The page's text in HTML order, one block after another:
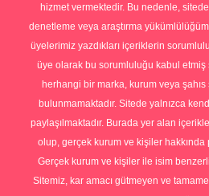
hizmet vermektedir. Bu nedenle,
denetleme veya araştırma
üyelerimiz yazdıkları içeriklerin
üye olarak bu sorumluluğu kabul etmiş
herhangi bir marka, kurum veya şahıs
bulunmamaktadır. Sitede yalnızca
paylaşılmaktadır. Burada yer alan
olup, gerçek kurum ve kişiler hakkında
Gerçek kurum ve kişiler ile isim
Sitemiz, kar amacı gütmeyen ve